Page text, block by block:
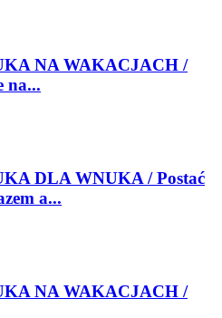
NA WAKACJACH /
na...
DLA WNUKA / Postać
a...
NA WAKACJACH /